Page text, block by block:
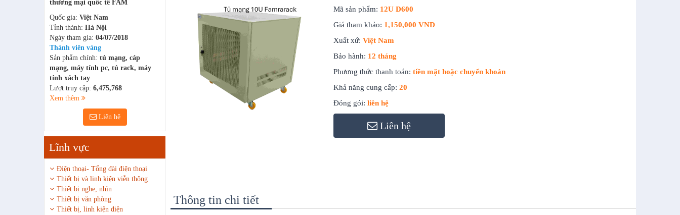
thương mại quốc tế FAM
Quốc gia: Việt Nam
Tỉnh thành: Hà Nội
Ngày tham gia: 04/07/2018
Thành viên vàng
Sản phẩm chính: tủ mạng, cáp
mạng, máy tính pc, tủ rack, máy
tính xách tay
Lượt truy cập: 6,475,768
Xem thêm
Liên hệ
Lĩnh vực
Điện thoại- Tổng đài điện thoại
Thiết bị và linh kiện viễn thông
Thiết bị nghe, nhìn
Thiết bị văn phòng
Thiết bị, linh kiện điện
Mã sản phẩm: 12U D600
Giá tham khảo: 1,150,000 VND
Xuất xứ: Việt Nam
Bảo hành: 12 tháng
Phương thức thanh toán: tiền mặt hoặc chuyển khoản
Khả năng cung cấp: 20
Đóng gói: liên hệ
Liên hệ
Thông tin chi tiết